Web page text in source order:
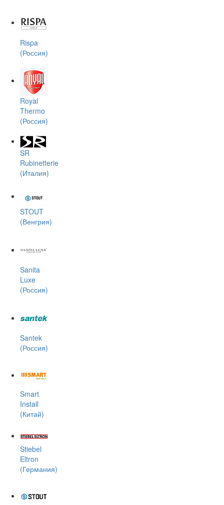
Rispa
(Россия)
Royal
Thermo
(Россия)
SR
Rubinetterie
(Италия)
STOUT
(Венгрия)
Sanita
Luxe
(Россия)
Santek
(Россия)
Smart
Install
(Китай)
Stiebel
Eltron
(Германия)